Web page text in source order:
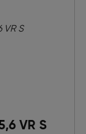
VR S